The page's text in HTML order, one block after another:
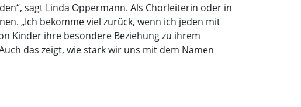
sagt Linda Oppermann. Als Chorleiterin oder in
„Ich bekomme viel zurück, wenn ich jeden mit
Kinder ihre besondere Beziehung zu ihrem
das zeigt, wie stark wir uns mit dem Namen